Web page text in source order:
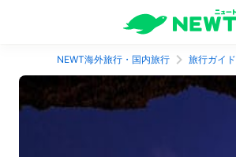
NEWT海外旅行・国内旅行 旅行ガイド